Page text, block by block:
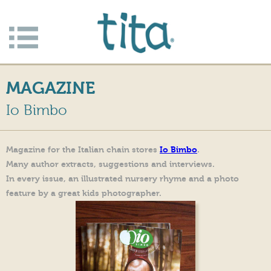
menu
MAGAZINE
Io Bimbo
Magazine for the Italian chain stores Io Bimbo.
Many author extracts, suggestions and interviews.
In every issue, an illustrated nursery rhyme and a photo
feature by a great kids photographer.